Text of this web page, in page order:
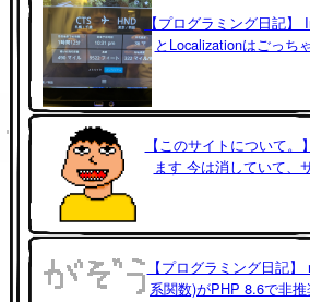
【プログラミング日記】
とLocalizationはごっち
【このサイトについて。
ます 今は消していて、
【プログラミング日記
系関数)がPHP 8.6で非